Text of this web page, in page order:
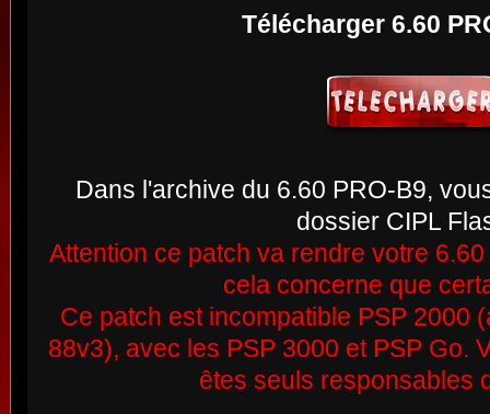
Télécharger 6.60
Dans l'archive du 6.60 PRO-B9,
dossier CIPL
Attention ce patch va rendre votre
cela concerne que
Ce patch est incompatible PSP 2000
88v3), avec les PSP 3000 et PSP Go.
êtes seuls responsables